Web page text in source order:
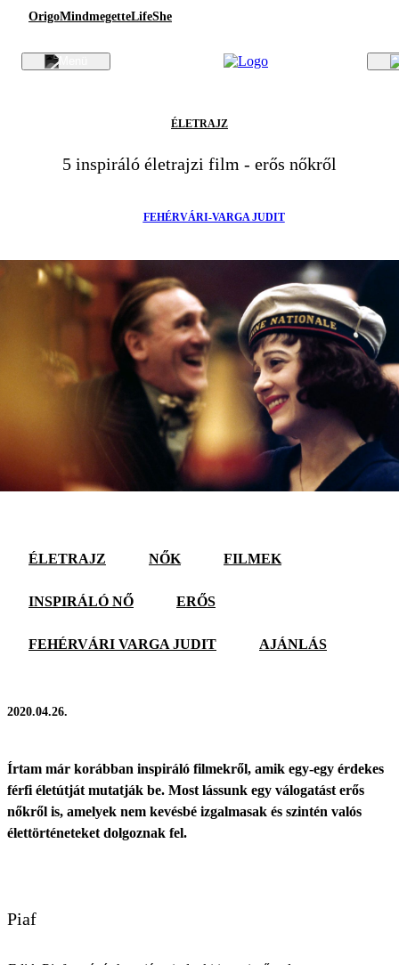
OrigoMindmegetteLifeShe
ÉLETRAJZ
5 inspiráló életrajzi film - erős nőkről
FEHÉRVÁRI-VARGA JUDIT
ÉLETRAJZ NŐK FILMEK
INSPIRÁLÓ NŐ ERŐS
FEHÉRVÁRI VARGA JUDIT AJÁNLÁS
2020.04.26.
Írtam már korábban inspiráló filmekről, amik egy-egy érdekes
férfi életútját mutatják be. Most lássunk egy válogatást erős
nőkről is, amelyek nem kevésbé izgalmasak és szintén valós
élettörténeteket dolgoznak fel.
Piaf